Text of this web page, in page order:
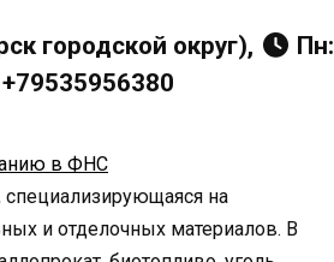
городской округ),
Пн:
в ФНС
на
и отделочных материалов. В